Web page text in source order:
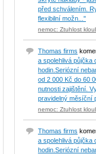
před schválením.
flexibilní možn..."
nemoc: Ztuhlost
Thomas firms
a spolehlivá půjčka
hodin.Seriózní
od 2 000 Kč do 60
nutnosti zajištění.
pravidelný měsíční
nemoc: Ztuhlost
Thomas firms
a spolehlivá půjčka
hodin.Seriózní